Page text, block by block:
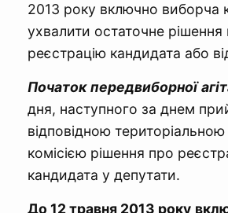
2013 року включно виборча
ухвалити остаточне рішення
реєстрацію кандидата або
Початок передвиборної
дня, наступного за днем
відповідною
комісією рішення про
кандидата у депутати.
До 12 травня 2013 року